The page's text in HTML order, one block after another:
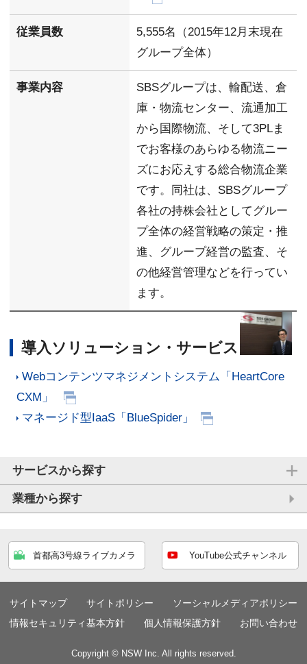
従業員数
5,555名（2015年12月末現在
グループ全体）
事業内容
SBSグループは、輸配送、倉
庫・物流センター、流通加工
から国際物流、そして3PLま
でお客様のあらゆる物流ニー
ズにお応えする総合物流企業
です。同社は、SBSグループ
各社の持株会社としてグルー
プ全体の経営戦略の策定・推
進、グループ経営の監査、そ
の他経営管理などを行ってい
ます。
導入ソリューション・サービス
Webコンテンツマネジメントシステム「HeartCore
CXM」
マネージド型IaaS「BlueSpider」
サービスから探す
業種から探す
首都高3号線ライブカメラ YouTube公式チャンネル
サイトマップ サイトポリシー
ソーシャルメディアポリシー
情報セキュリティ基本方針
個人情報保護方針 お問い合わせ
Copyright © NSW Inc. All rights reserved.